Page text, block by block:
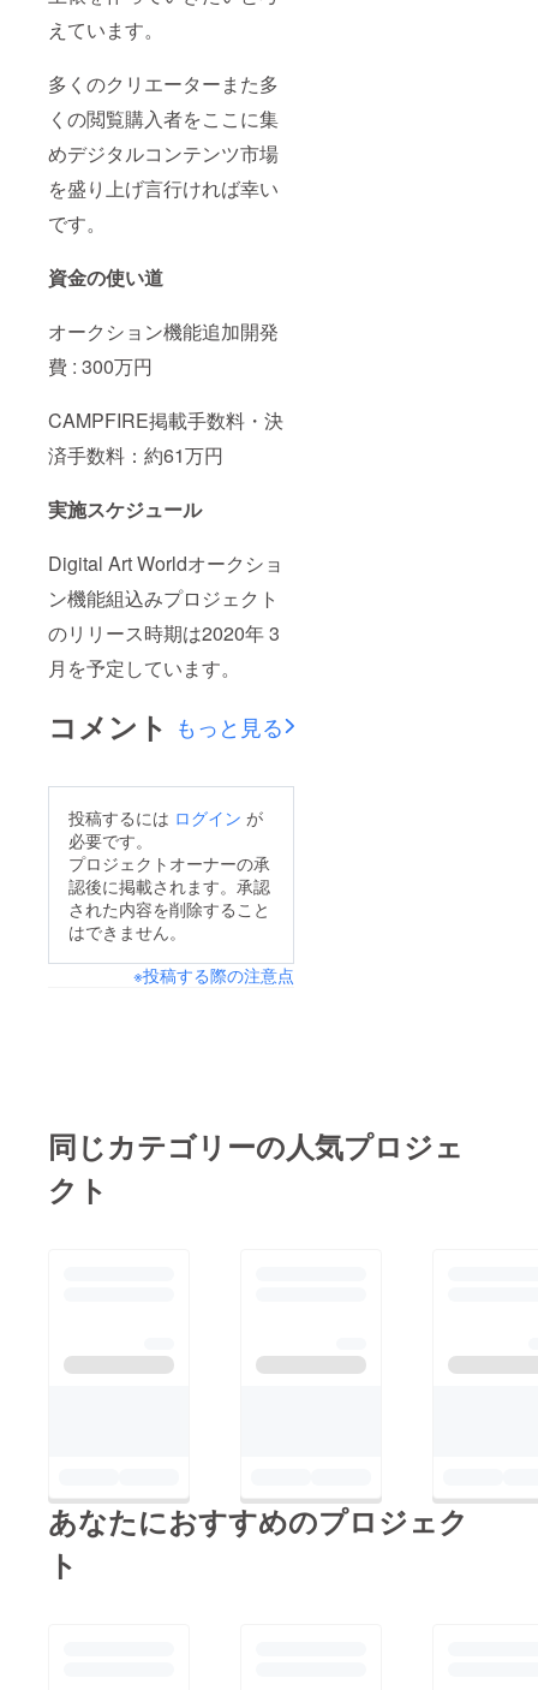
えています。
多くのクリエーターまた多
くの閲覧購入者をここに集
めデジタルコンテンツ市場
を盛り上げ言行ければ幸い
です。
資金の使い道
オークション機能追加開発
費 : 300万円
CAMPFIRE掲載手数料・決
済手数料：約61万円
実施スケジュール
Digital Art Worldオークショ
ン機能組込みプロジェクト
のリリース時期は2020年 3
月を予定しています。
コメント もっと見る
投稿するには ログイン が
必要です。
プロジェクトオーナーの承
認後に掲載されます。承認
された内容を削除すること
はできません。
※投稿する際の注意点
同じカテゴリーの人気プロジェ
クト
あなたにおすすめのプロジェク
ト